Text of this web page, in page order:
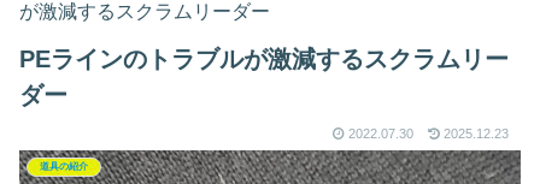
が激減するスクラムリーダー
PEラインのトラブルが激減するスクラムリー
ダー
2022.07.30 2025.12.23
道具の紹介